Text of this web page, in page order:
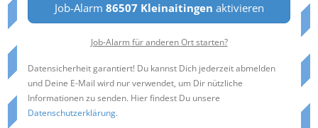
Job-Alarm 86507 Kleinaitingen aktivieren
Job-Alarm für anderen Ort starten?
Datensicherheit garantiert! Du kannst Dich jederzeit abmelden
und Deine E-Mail wird nur verwendet, um Dir nützliche
Informationen zu senden. Hier findest Du unsere
Datenschutzerklärung.